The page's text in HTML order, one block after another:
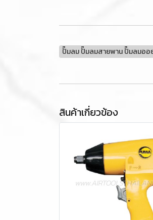
ปั๊มลม ปั๊มลมสายพาน ปั๊มลมอ
สินค้าเกี่ยวข้อง